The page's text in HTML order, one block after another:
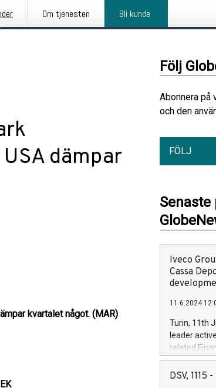
Om tjenesten Bli kunde
dämpar
kvartalet något. (MAR)
Följ
Abonnera på
och den
FÖLJ
Iveco
Cassa
11.6.2024
Turin, 11th
leader
related
facility of
creation of
DSV, 1115